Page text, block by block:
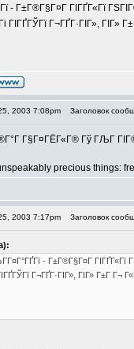
- Г±Г®Г§Г¤Г ГІГҐГ«Гї
Г¬ГҐГ·ГІГ», ГІГ»
2003 7:08pm Заголовок
Г§Г¤ГЁГ«Г® Гў ГЉГ
precious things:
2003 7:17pm Заголовок
- Г±Г®Г§Г¤Г
Г¬ГҐГ·ГІГ», ГІГ» Г±Г Г¬